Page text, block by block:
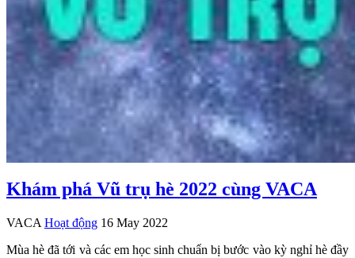
Khám phá Vũ trụ hè 2022 cùng VACA
VACA Hoạt động 16 May 2022
Mùa hè đã tới và các em học sinh chuẩn bị bước vào kỳ nghỉ hè đầy